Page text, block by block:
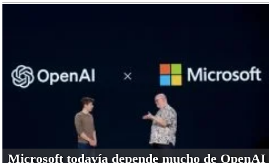
Microsoft todavía depende mucho de OpenAI